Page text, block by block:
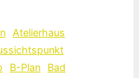
Atelierhaus
B-Plan
Bad